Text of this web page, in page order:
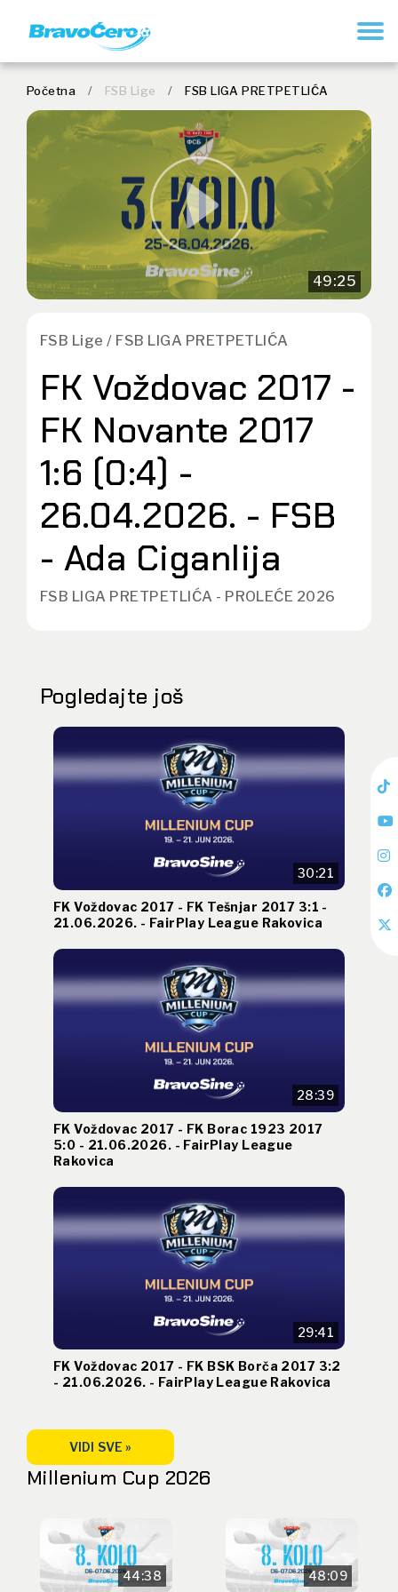
Početna / FSB Lige / FSB LIGA PRETPETLIĆA
49:25
FSB Lige / FSB LIGA PRETPETLIĆA
FK Voždovac 2017 -
FK Novante 2017
1:6 (0:4) -
26.04.2026. - FSB
- Ada Ciganlija
FSB LIGA PRETPETLIĆA - PROLEĆE 2026
Pogledajte još
30:21
FK Voždovac 2017 - FK Tešnjar 2017 3:1 -
21.06.2026. - FairPlay League Rakovica
28:39
FK Voždovac 2017 - FK Borac 1923 2017
5:0 - 21.06.2026. - FairPlay League
Rakovica
29:41
FK Voždovac 2017 - FK BSK Borča 2017 3:2
- 21.06.2026. - FairPlay League Rakovica
VIDI SVE »
Millenium Cup 2026
44:38 48:09